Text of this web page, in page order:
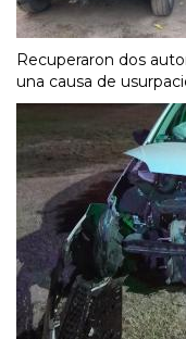
Recuperaron dos
una causa de